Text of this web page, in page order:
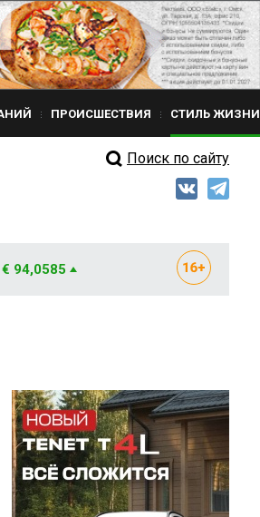
ПРОИСШЕСТВИЯ СТИЛЬ ЖИЗНИ
Поиск по сайту
€ 94,0585